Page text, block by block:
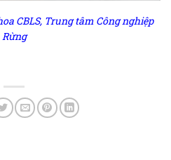
CBLS, Trung tâm Công nghiệp
Rừng